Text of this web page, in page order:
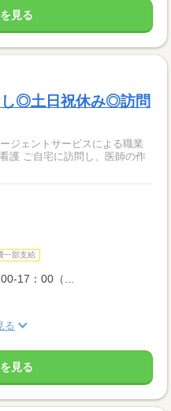
見る
◎土日祝休み◎訪問
ジェントサービスによる職業
護 ご自宅に訪問し、医師の作
一部支給
17：00（...
る
見る